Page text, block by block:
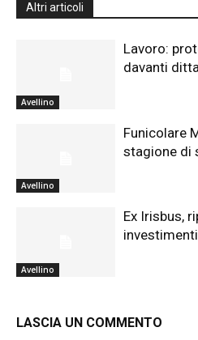
Altri articoli
Avellino
Lavoro:
davanti
Avellino
Funicolare
stagione di
Avellino
Ex Irisbus,
LASCIA UN COMMENTO